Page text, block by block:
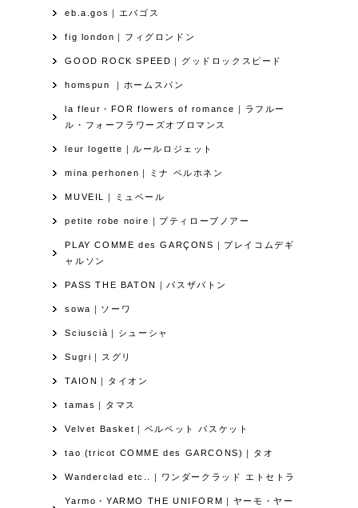
eb.a.gos｜エバゴス
fig london｜フィグロンドン
GOOD ROCK SPEED｜グッドロックスピード
homspun ｜ホームスパン
la fleur・FOR flowers of romance｜ラフルー
ル・フォーフラワーズオブロマンス
leur logette｜ルールロジェット
mina perhonen｜ミナ ペルホネン
MUVEIL｜ミュベール
petite robe noire｜プティローブノアー
PLAY COMME des GARÇONS｜プレイコムデギ
ャルソン
PASS THE BATON｜パスザバトン
sowa｜ソーワ
Sciuscià｜シューシャ
Sugri｜スグリ
TAION｜タイオン
tamas｜タマス
Velvet Basket｜ベルベット バスケット
tao (tricot COMME des GARCONS)｜タオ
Wanderclad etc..｜ワンダークラッド エトセトラ
Yarmo・YARMO THE UNIFORM｜ヤーモ・ヤー